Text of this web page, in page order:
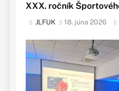
XXX. ročník
JLFUK 18. júna 2026